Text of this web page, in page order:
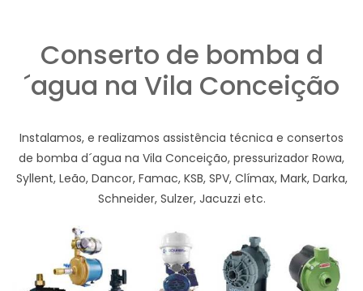
Conserto de bomba d
´agua na Vila Conceição
Instalamos, e realizamos assistência técnica e consertos
de bomba d´agua na Vila Conceição, pressurizador Rowa,
Syllent, Leão, Dancor, Famac, KSB, SPV, Clímax, Mark, Darka,
Schneider, Sulzer, Jacuzzi etc.